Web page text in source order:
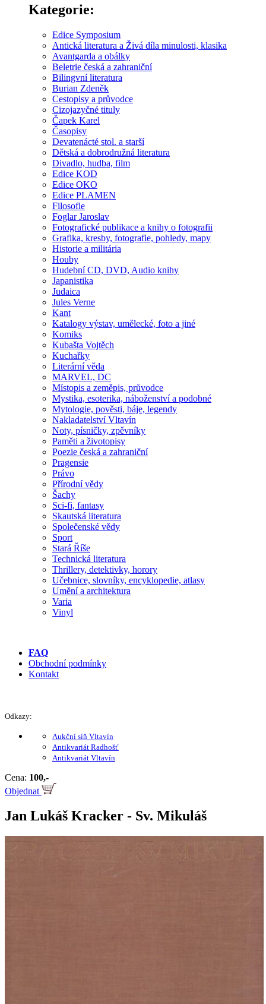
Kategorie:
Edice Symposium
Antická literatura a Živá díla minulosti, klasika
Avantgarda a obálky
Beletrie česká a zahraniční
Bilingvní literatura
Burian Zdeněk
Cestopisy a průvodce
Cizojazyčné tituly
Čapek Karel
Časopisy
Devatenácté stol. a starší
Dětská a dobrodružná literatura
Divadlo, hudba, film
Edice KOD
Edice OKO
Edice PLAMEN
Filosofie
Foglar Jaroslav
Fotografické publikace a knihy o fotografii
Grafika, kresby, fotografie, pohledy, mapy
Historie a militária
Houby
Hudební CD, DVD, Audio knihy
Japanistika
Judaica
Jules Verne
Kant
Katalogy výstav, umělecké, foto a jiné
Komiks
Kubašta Vojtěch
Kuchařky
Literární věda
MARVEL, DC
Místopis a zeměpis, průvodce
Mystika, esoterika, náboženství a podobné
Mytologie, pověsti, báje, legendy
Nakladatelství Vltavín
Noty, písničky, zpěvníky
Paměti a životopisy
Poezie česká a zahraniční
Pragensie
Právo
Přírodní vědy
Šachy
Sci-fi, fantasy
Skautská literatura
Společenské vědy
Sport
Stará Říše
Technická literatura
Thrillery, detektivky, horory
Učebnice, slovníky, encyklopedie, atlasy
Umění a architektura
Varia
Vinyl
FAQ
Obchodní podmínky
Kontakt
Odkazy:
Aukční síň Vltavín
Antikvariát Radhošť
Antikvariát Vltavín
Cena: 100,-
Objednat
Jan Lukáš Kracker - Sv. Mikuláš